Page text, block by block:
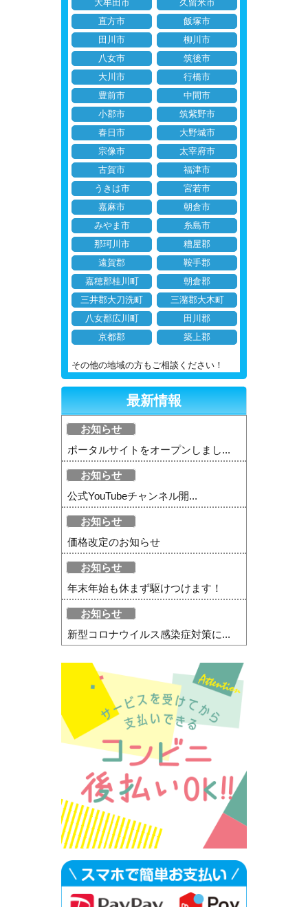
大牟田市
久留米市
直方市
飯塚市
田川市
柳川市
八女市
筑後市
大川市
行橋市
豊前市
中間市
小郡市
筑紫野市
春日市
大野城市
宗像市
太宰府市
古賀市
福津市
うきは市
宮若市
嘉麻市
朝倉市
みやま市
糸島市
那珂川市
糟屋郡
遠賀郡
鞍手郡
嘉穂郡桂川町
朝倉郡
三井郡大刀洗町
三潴郡大木町
八女郡広川町
田川郡
京都郡
築上郡
その他の地域の方もご相談ください！
最新情報
お知らせ
ポータルサイトをオープンしまし...
お知らせ
公式YouTubeチャンネル開...
お知らせ
価格改定のお知らせ
お知らせ
年末年始も休まず駆けつけます！
お知らせ
新型コロナウイルス感染症対策に...